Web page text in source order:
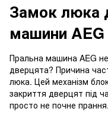
Замок люка
машини AEG
Пральна машина AEG
дверцята? Причина
люка. Цей механізм
закриття дверцят під
просто не почне прання.